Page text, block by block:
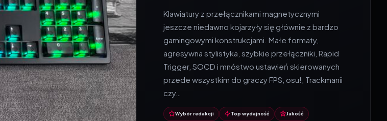
Klawiatury z przełącznikami magnetycznymi
jeszcze niedawno kojarzyły się głównie z bardzo
gamingowymi konstrukcjami. Małe formaty,
agresywna stylistyka, szybkie przełączniki, Rapid
Trigger, SOCD i mnóstwo ustawień skierowanych
przede wszystkim do graczy FPS, osu!, Trackmanii
czy…
Wybór redakcji Top wydajność Jakość